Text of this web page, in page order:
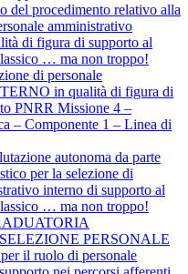
del procedimento relativo alla
amministrativo
di figura di supporto al
… ma non troppo!
di personale
in qualità di figura di
PNRR Missione 4 –
– Componente 1 – Linea di
autonoma da parte
per la selezione di
interno di supporto al
… ma non troppo!
PERSONALE
il ruolo di personale